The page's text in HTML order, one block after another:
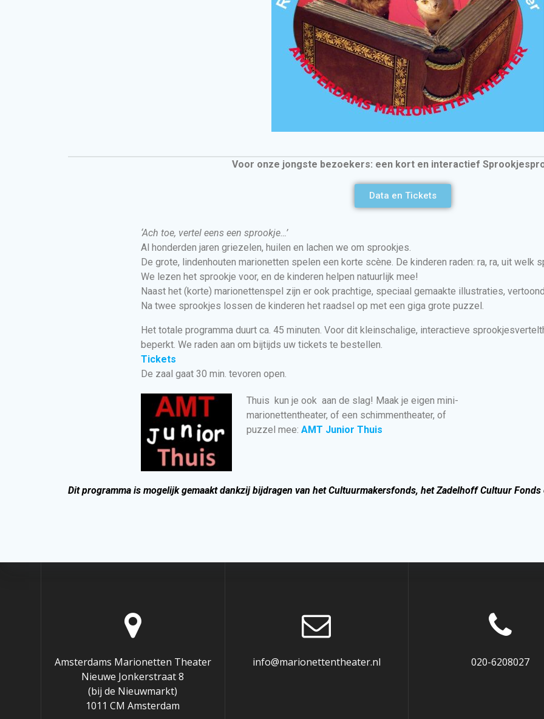
Voor onze jongste bezoekers: een kort en interactief
Data en Tickets
‘Ach toe, vertel eens een sprookje…’
Al honderden jaren griezelen, huilen en lachen we om sprookjes.
De grote, lindenhouten marionetten spelen een korte scène. De kinderen raden: ra, ra, uit welk
We lezen het sprookje voor, en de kinderen helpen natuurlijk mee!
Naast het (korte) marionettenspel zijn er ook prachtige, speciaal gemaakte illustraties,
Na twee sprookjes lossen de kinderen het raadsel op met een giga grote puzzel.
Het totale programma duurt ca. 45 minuten. Voor dit kleinschalige, interactieve
beperkt. We raden aan om bijtijds uw tickets te bestellen.
Tickets
De zaal gaat 30 min. tevoren open.
Thuis kun je ook aan de slag! Maak je eigen mini-
marionettentheater, of een schimmentheater, of
puzzel mee: AMT Junior Thuis
Dit programma is mogelijk gemaakt dankzij bijdragen van het Cultuurmakersfonds, het Zadelhoff Cultuur Fonds
Amsterdams Marionetten Theater
Nieuwe Jonkerstraat 8
(bij de Nieuwmarkt)
1011 CM Amsterdam
info@marionettentheater.nl 020-6208027